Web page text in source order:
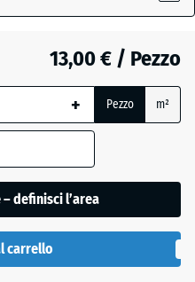
13,00 € / Pezzo
+ Pezzo m²
definisci l’area
carrello